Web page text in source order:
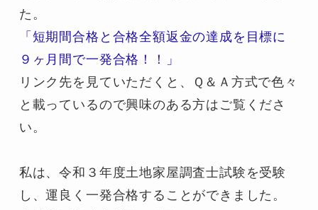
た。
「短期間合格と合格全額返金の達成を目標に
９ヶ月間で一発合格！！」
リンク先を見ていただくと、Ｑ＆Ａ方式で色々
と載っているので興味のある方はご覧くださ
い。
私は、令和３年度土地家屋調査士試験を受験
し、運良く一発合格することができました。